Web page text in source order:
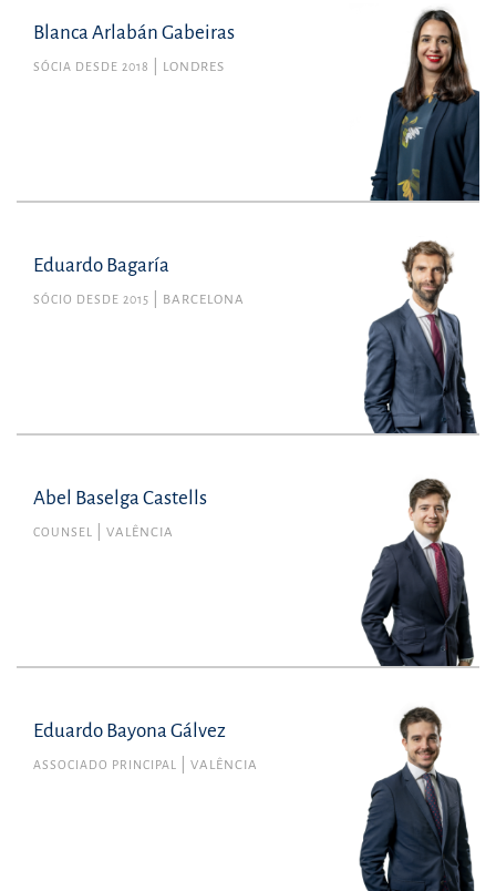
Blanca Arlabán Gabeiras
SÓCIA DESDE 2018 LONDRES
Eduardo Bagaría
SÓCIO DESDE 2015 BARCELONA
Abel Baselga Castells
COUNSEL VALÊNCIA
Eduardo Bayona Gálvez
ASSOCIADO PRINCIPAL VALÊNCIA